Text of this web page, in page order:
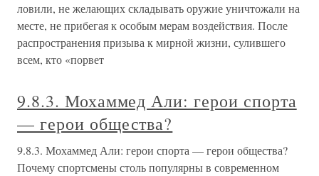
ловили, не желающих складывать оружие уничтожали на
месте, не прибегая к особым мерам воздействия. После
распространения призыва к мирной жизни, сулившего
всем, кто «порвет
9.8.3. Мохаммед Али: герои спорта
— герои общества?
9.8.3. Мохаммед Али: герои спорта — герои общества?
Почему спортсмены столь популярны в современном